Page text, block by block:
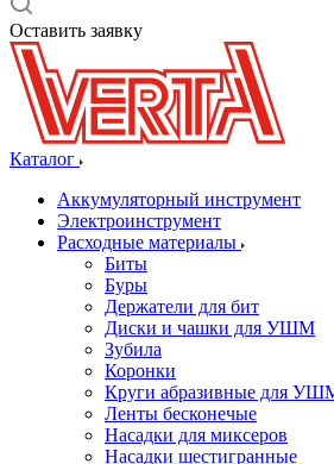
Оставить заявку
Каталог
Аккумуляторный инструмент
Электроинструмент
Расходные материалы
Биты
Буры
Держатели для бит
Диски и чашки для УШМ
Зубила
Коронки
Круги абразивные для
Ленты бесконечые
Насадки для миксеров
Насадки шестигранные